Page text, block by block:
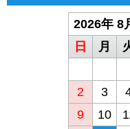
2026年 8
日
月
2
3
9
10